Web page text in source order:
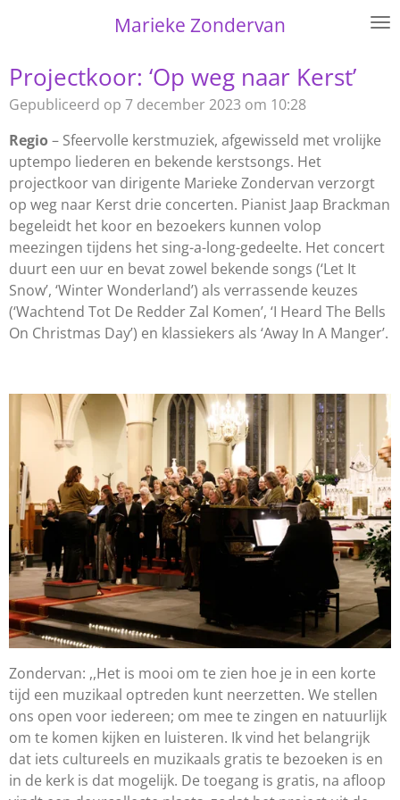
de
hoofdinhoud
Marieke Zondervan
Projectkoor: ‘Op weg naar Kerst’
Gepubliceerd op 7 december 2023 om 10:28
Regio – Sfeervolle kerstmuziek, afgewisseld met vrolijke
uptempo liederen en bekende kerstsongs. Het
projectkoor van dirigente Marieke Zondervan verzorgt
op weg naar Kerst drie concerten. Pianist Jaap Brackman
begeleidt het koor en bezoekers kunnen volop
meezingen tijdens het sing-a-long-gedeelte. Het concert
duurt een uur en bevat zowel bekende songs (‘Let It
Snow’, ‘Winter Wonderland’) als verrassende keuzes
(‘Wachtend Tot De Redder Zal Komen’, ‘I Heard The Bells
On Christmas Day’) en klassiekers als ‘Away In A Manger’.
Zondervan: ,,Het is mooi om te zien hoe je in een korte
tijd een muzikaal optreden kunt neerzetten. We stellen
ons open voor iedereen; om mee te zingen en natuurlijk
om te komen kijken en luisteren. Ik vind het belangrijk
dat iets cultureels en muzikaals gratis te bezoeken is en
in de kerk is dat mogelijk. De toegang is gratis, na afloop